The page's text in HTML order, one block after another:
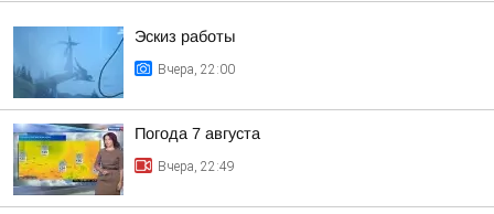
Эскиз работы
Вчера, 22:00
Погода 7 августа
Вчера, 22:49